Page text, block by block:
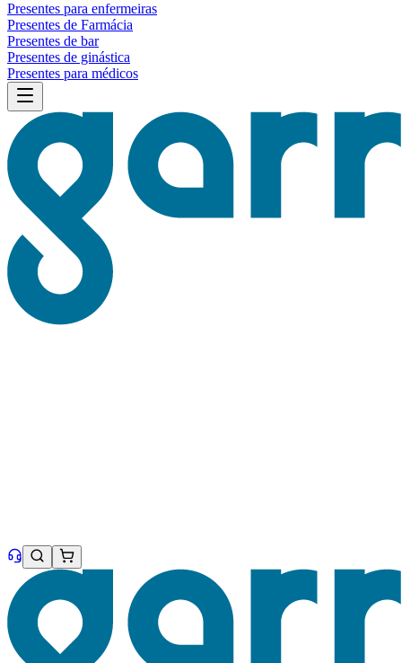
Presentes para enfermeiras
Presentes de Farmácia
Presentes de bar
Presentes de ginástica
Presentes para médicos